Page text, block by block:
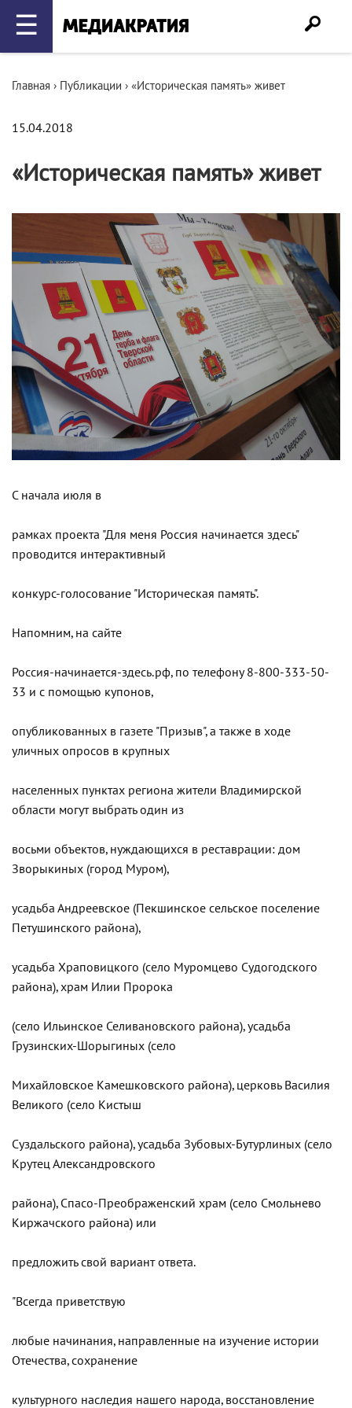
☰
Главная › Публикации › «Историческая память» живет
15.04.2018
«Историческая память» живет
С начала июля в
рамках проекта "Для меня Россия начинается здесь"
проводится интерактивный
конкурс-голосование "Историческая память".
Напомним, на сайте
Россия-начинается-здесь.рф, по телефону 8-800-333-50-
33 и с помощью купонов,
опубликованных в газете "Призыв", а также в ходе
уличных опросов в крупных
населенных пунктах региона жители Владимирской
области могут выбрать один из
восьми объектов, нуждающихся в реставрации: дом
Зворыкиных (город Муром),
усадьба Андреевское (Пекшинское сельское поселение
Петушинского района),
усадьба Храповицкого (село Муромцево Судогодского
района), храм Илии Пророка
(село Ильинское Селивановского района), усадьба
Грузинских-Шорыгиных (село
Михайловское Камешковского района), церковь Василия
Великого (село Кистыш
Суздальского района), усадьба Зубовых-Бутурлиных (село
Крутец Александровского
района), Спасо-Преображенский храм (село Смольнево
Киржачского района) или
предложить свой вариант ответа.
"Всегда приветствую
любые начинания, направленные на изучение истории
Отечества, сохранение
культурного наследия нашего народа, восстановление